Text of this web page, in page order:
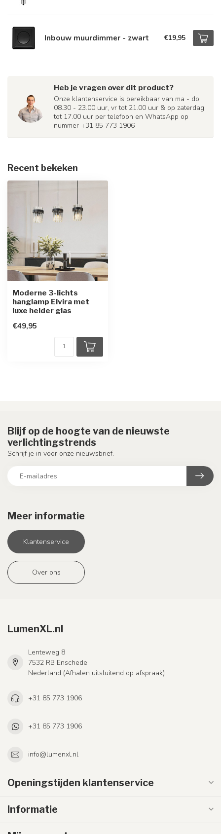
Inbouw muurdimmer - zwart €19,95
Heb je vragen over dit product?
Onze klantenservice is bereikbaar van ma - do
08.30 - 23.00 uur, vr tot 21.00 uur & op zaterdag
tot 17.00 uur per telefoon en WhatsApp op
nummer +31 85 773 1906
Recent bekeken
Moderne 3-lichts
hanglamp Elvira met
luxe helder glas
€49,95
Meer informatie
Klantenservice
Over ons
Blijf op de hoogte van de nieuwste
verlichtingstrends
Schrijf je in voor onze nieuwsbrief.
LumenXL.nl
Lenteweg 8
7532 RB Enschede
Nederland (Afhalen uitsluitend op afspraak)
+31 85 773 1906
+31 85 773 1906
info@lumenxl.nl
Openingstijden klantenservice
Informatie